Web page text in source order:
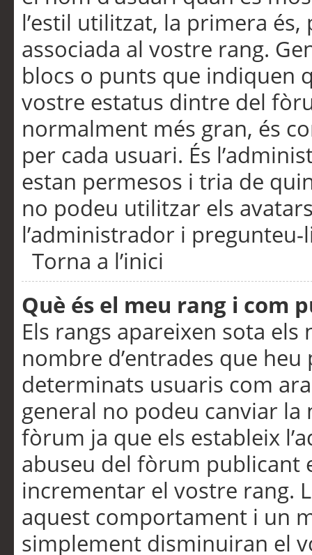
l’estil utilitzat, la primera
associada al vostre rang.
blocs o punts que indiquen
vostre estatus dintre del
normalment més gran, és
per cada usuari. És
estan permesos i tria de
no podeu utilitzar els
l’administrador i pregunteu-
Torna a l’inici
Què és el meu rang i com
Els rangs apareixen sota
nombre d’entrades que
determinats usuaris com
general no podeu canviar
fòrum ja que els estableix
abuseu del fòrum publicant
incrementar el vostre rang.
aquest comportament i un
simplement disminuiran el